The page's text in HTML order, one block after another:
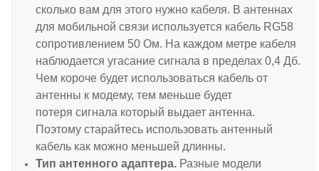
сколько вам для этого нужно кабеля. В антеннах
для мобильной связи используется кабель RG58
сопротивлением 50 Ом. На каждом метре кабеля
наблюдается угасание сигнала в пределах 0,4 Дб.
Чем короче будет использоваться кабель от
антенны к модему, тем меньше будет
потеря сигнала который выдает антенна.
Поэтому старайтесь использовать антенный
кабель как можно меньшей длинны.
Тип антенного адаптера. Разные модели